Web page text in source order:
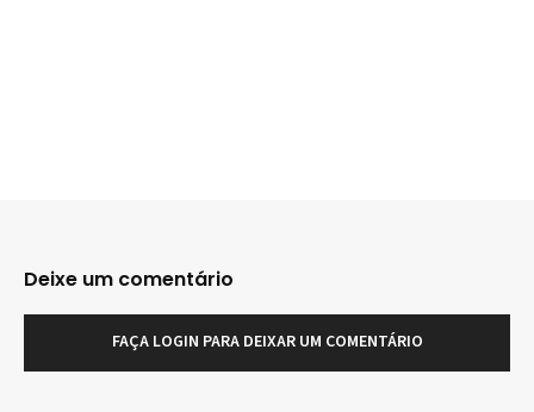
Deixe um comentário
FAÇA LOGIN PARA DEIXAR UM COMENTÁRIO